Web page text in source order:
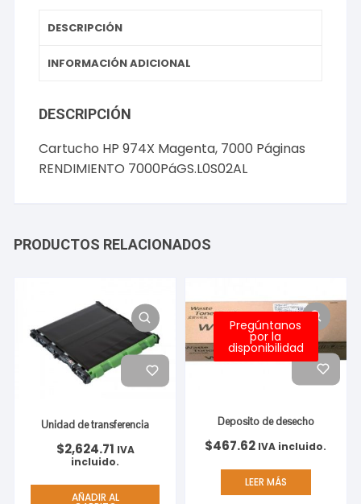
DESCRIPCIÓN
INFORMACIÓN ADICIONAL
DESCRIPCIÓN
Cartucho HP 974X Magenta, 7000 Páginas
RENDIMIENTO 7000PáGS.L0S02AL
PRODUCTOS RELACIONADOS
Unidad de transferencia
$2,624.71 IVA
incluido.
AÑADIR AL
Pregúntanos
por la
disponibilidad
Deposito de desecho
$467.62 IVA incluido.
LEER MÁS